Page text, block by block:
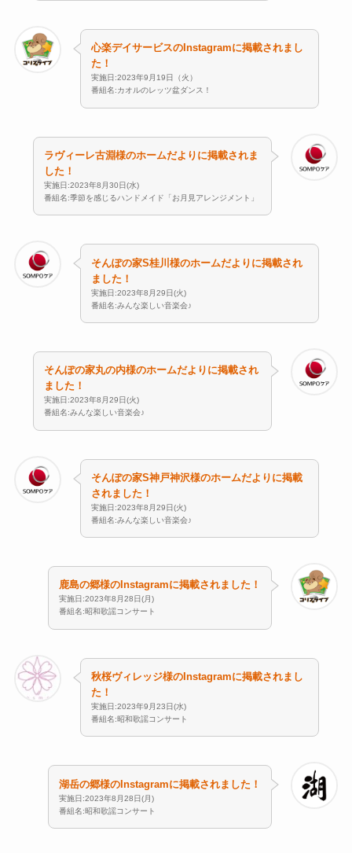
心楽デイサービスのInstagramに掲載されまし
た！
実施日:2023年9月19日（火）
番組名:カオルのレッツ盆ダンス！
ラヴィーレ古淵様のホームだよりに掲載されま
した！
実施日:2023年8月30日(水)
番組名:季節を感じるハンドメイド「お月見アレンジメント」
そんぽの家S桂川様のホームだよりに掲載され
ました！
実施日:2023年8月29日(火)
番組名:みんな楽しい音楽会♪
そんぽの家丸の内様のホームだよりに掲載され
ました！
実施日:2023年8月29日(火)
番組名:みんな楽しい音楽会♪
そんぽの家S神戸神沢様のホームだよりに掲載
されました！
実施日:2023年8月29日(火)
番組名:みんな楽しい音楽会♪
鹿島の郷様のInstagramに掲載されました！
実施日:2023年8月28日(月)
番組名:昭和歌謡コンサート
秋桜ヴィレッジ様のInstagramに掲載されまし
た！
実施日:2023年9月23日(水)
番組名:昭和歌謡コンサート
湖岳の郷様のInstagramに掲載されました！
実施日:2023年8月28日(月)
番組名:昭和歌謡コンサート